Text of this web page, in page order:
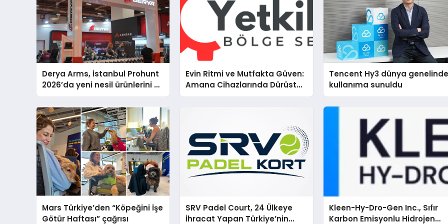
Derya Arms, İstanbul Prohunt
2026’da yeni nesil ürünlerini ve
global marka vizyonunu
sergiledi
Evin Ritmi ve Mutfakta Güven:
Amana Cihazlarında Dürüst
Teknik Destek Deneyimi
Tencent Hy3 dünya
kullanıma sunuldu
Mars Türkiye’den “Köpeğini İşe
Götür Haftası” çağrısı
SRV Padel Court, 24 Ülkeye
İhracat Yapan Türkiye’nin
Kleen-Hy-Dro-Gen Inc., Sıfır
Karbon Emisyonlu Hidrojen